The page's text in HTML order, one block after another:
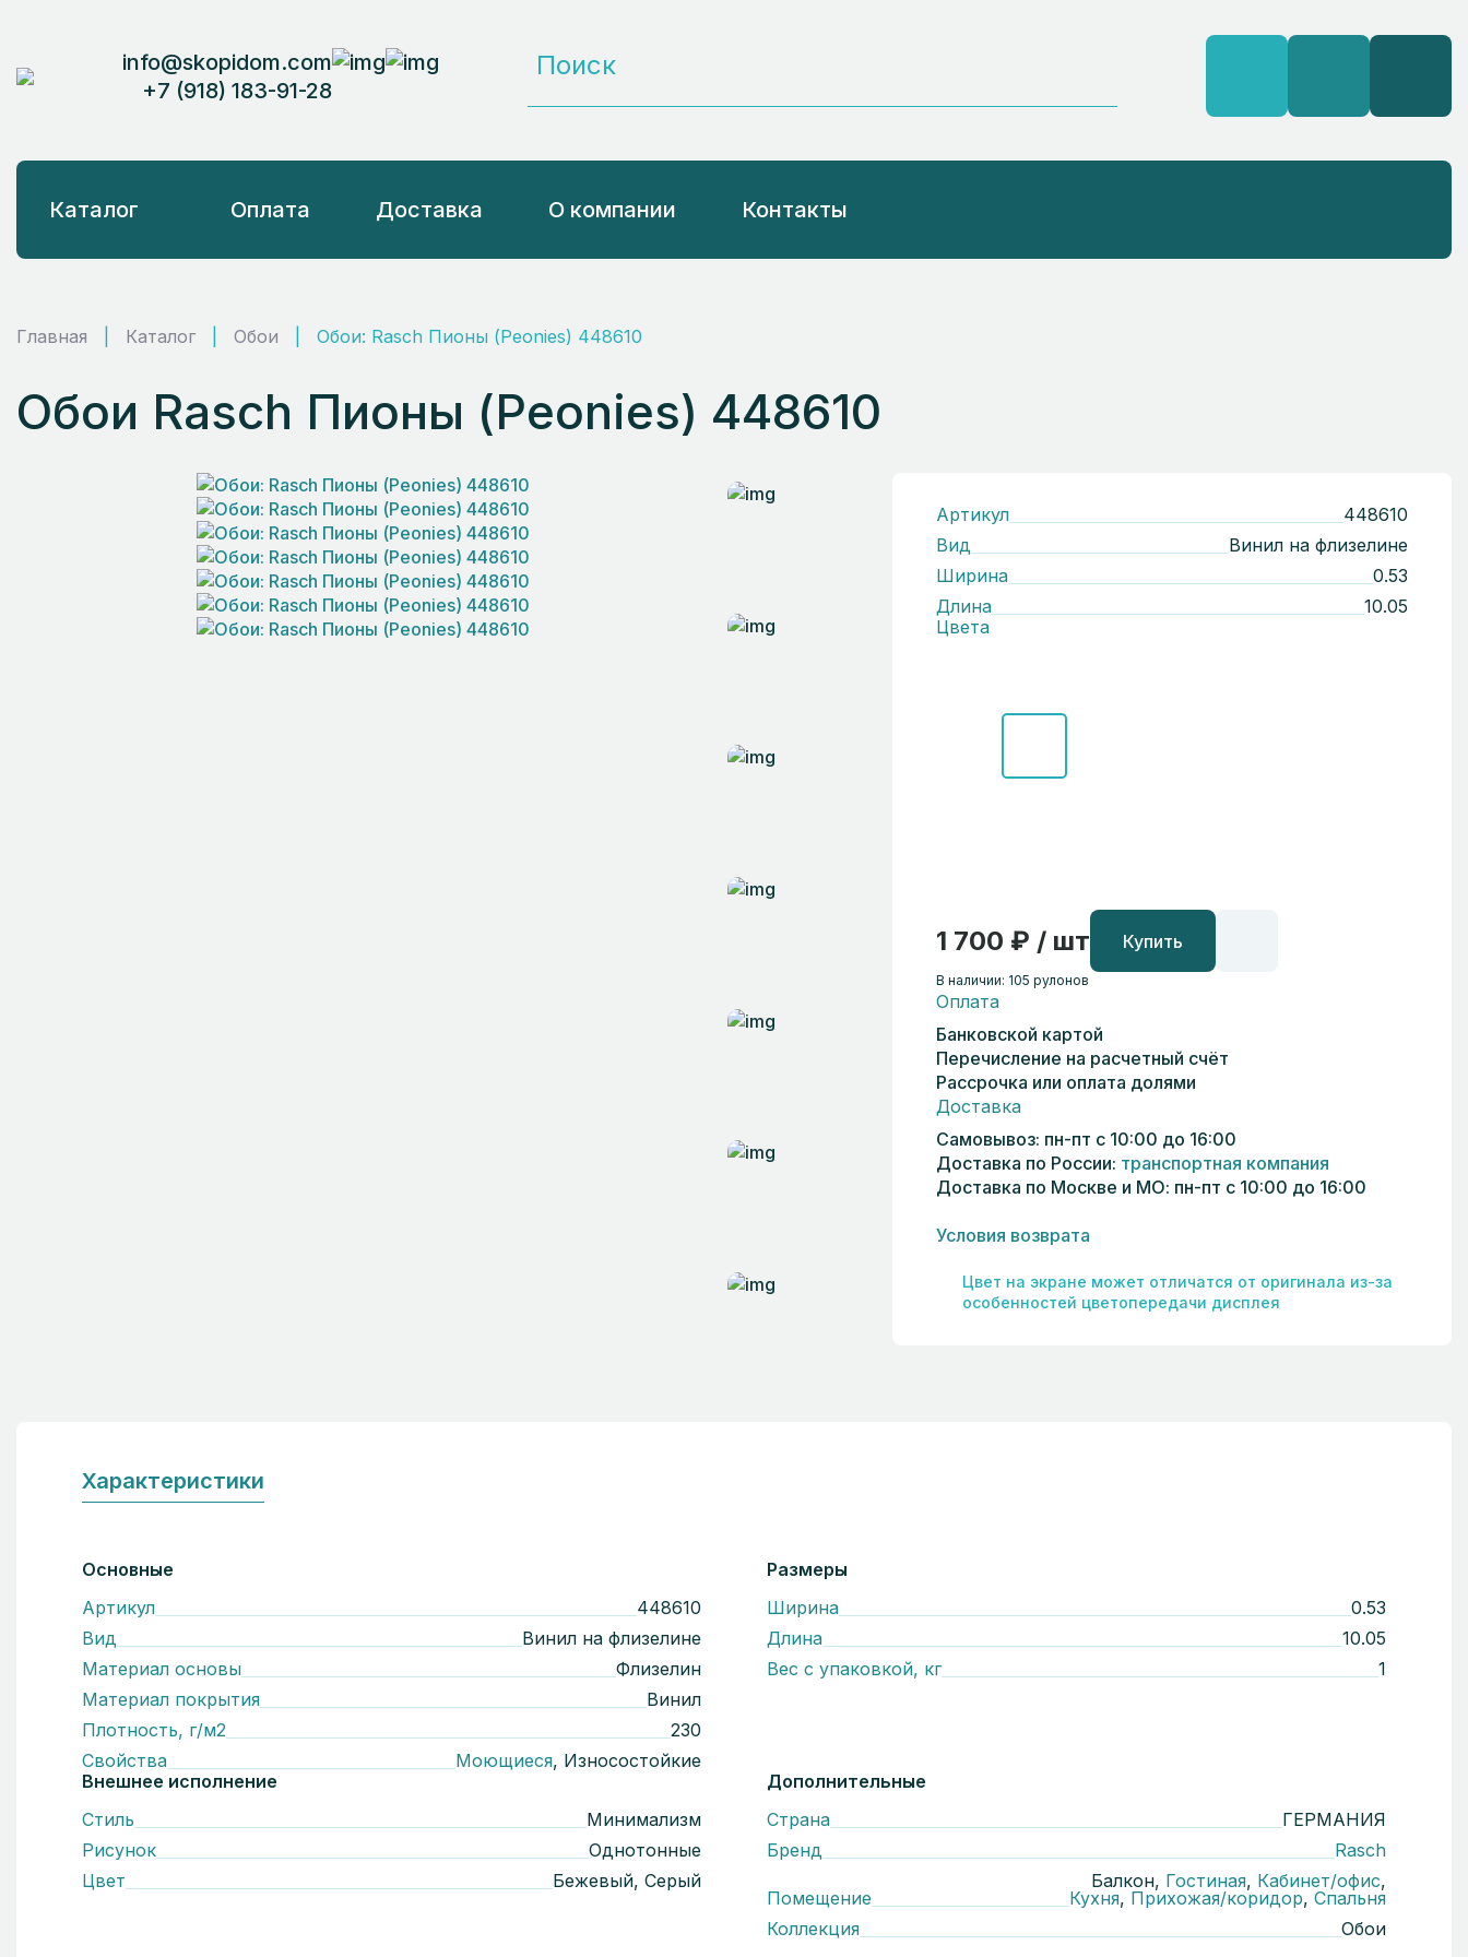
info@skopidom.com
+7 (918) 183-91-28
Каталог Оплата Доставка О компании Контакты
Главная Каталог Обои Обои: Rasch Пионы (Peonies) 448610
Обои Rasch Пионы (Peonies) 448610
Артикул
448610
Вид
Винил на флизелине
Ширина
0.53
Длина
10.05
Цвета
1 700 ₽ / шт Купить
В наличии: 105 рулонов
Оплата
Банковской картой
Перечисление на расчетный счёт
Рассрочка или оплата долями
Доставка
Самовывоз: пн-пт с 10:00 до 16:00
Доставка по России: транспортная компания
Доставка по Москве и МО: пн-пт с 10:00 до 16:00
Условия возврата
Цвет на экране может отличатся от оригинала из-за
особенностей цветопередачи дисплея
Характеристики
Основные
Артикул
448610
Вид
Винил на флизелине
Материал основы
Флизелин
Материал покрытия
Винил
Плотность, г/м2
230
Свойства
Моющиеся, Износостойкие
Размеры
Ширина
0.53
Длина
10.05
Вес с упаковкой, кг
1
Внешнее исполнение
Стиль
Минимализм
Рисунок
Однотонные
Цвет
Бежевый, Серый
Дополнительные
Страна
ГЕРМАНИЯ
Бренд
Rasch
Помещение
Балкон, Гостиная, Кабинет/офис,
Кухня, Прихожая/коридор, Спальня
Коллекция
Обои